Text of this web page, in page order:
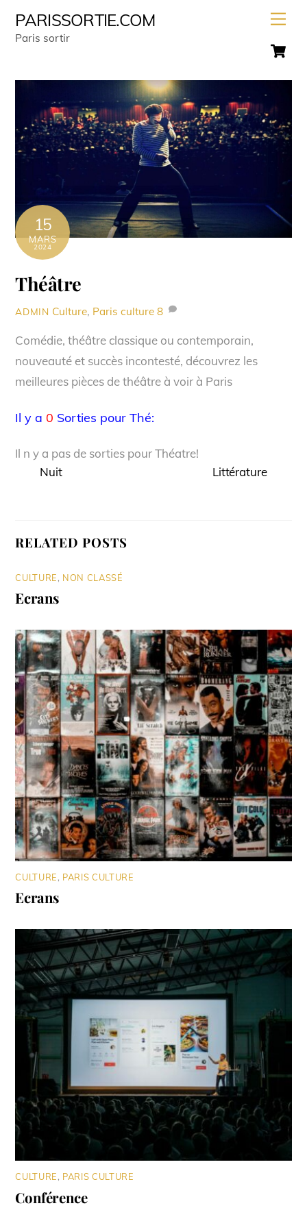
PARISSORTIE.COM
Paris sortir
15
MARS
2024
Théâtre
ADMIN Culture, Paris culture 8
Comédie, théâtre classique ou contemporain,
nouveauté et succès incontesté, découvrez les
meilleures pièces de théâtre à voir à Paris
Il y a 0 Sorties pour Thé:
Il n y a pas de sorties pour Théatre!
Nuit
Littérature
RELATED POSTS
CULTURE, NON CLASSÉ
Ecrans
CULTURE, PARIS CULTURE
Ecrans
CULTURE, PARIS CULTURE
Conférence